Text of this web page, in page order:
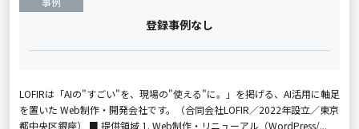
登録事例なし
LOFIRは「AIの"すごい"を、現場の"使える"に。」を掲げる、AI活用に軸足
を置いた Web制作・開発会社です。（合同会社LOFIR／2022年設立／東京
都中央区銀座） ■ 提供領域 1. Web制作・リニューアル（WordPress/...